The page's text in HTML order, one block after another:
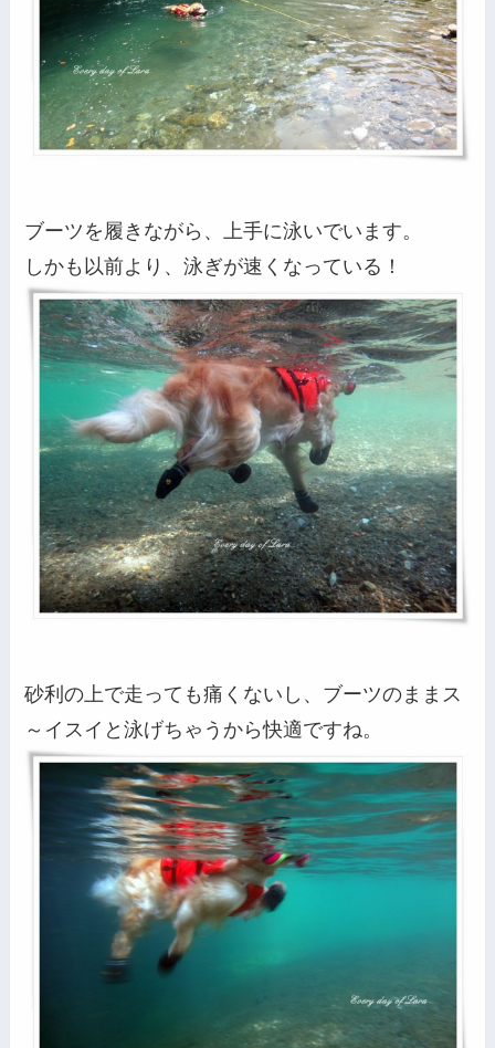
ブーツを履きながら、上手に泳いでいます。
しかも以前より、泳ぎが速くなっている！
砂利の上で走っても痛くないし、ブーツのままス
～イスイと泳げちゃうから快適ですね。